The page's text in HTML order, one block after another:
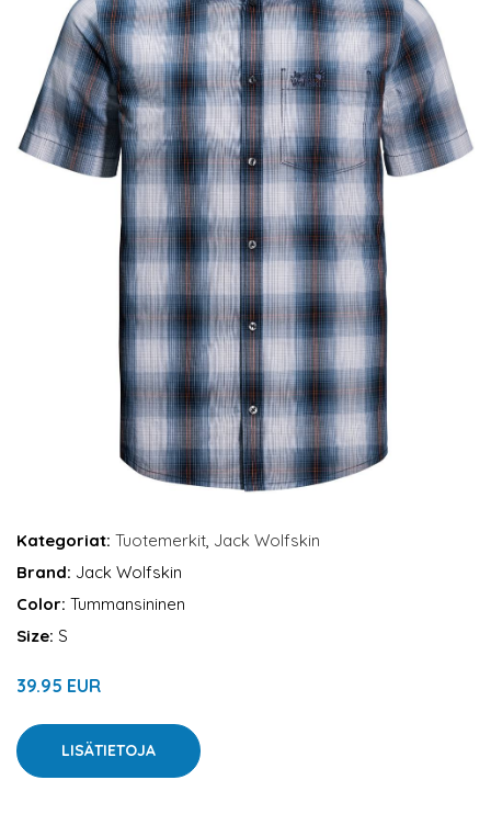
Kategoriat: Tuotemerkit Jack Wolfskin
Brand: Jack Wolfskin
Color: Tummansininen
Size: S
39.95 EUR
LISÄTIETOJA